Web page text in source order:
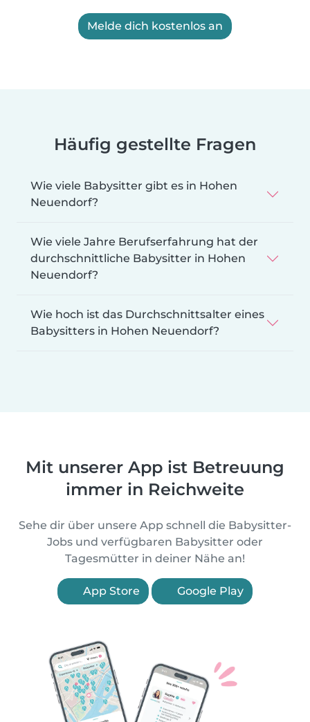
Melde dich kostenlos an
Häufig gestellte Fragen
Wie viele Babysitter gibt es in Hohen
Neuendorf?
Wie viele Jahre Berufserfahrung hat der
durchschnittliche Babysitter in Hohen
Neuendorf?
Wie hoch ist das Durchschnittsalter eines
Babysitters in Hohen Neuendorf?
Mit unserer App ist Betreuung
immer in Reichweite
Sehe dir über unsere App schnell die Babysitter-
Jobs und verfügbaren Babysitter oder
Tagesmütter in deiner Nähe an!
App Store Google Play